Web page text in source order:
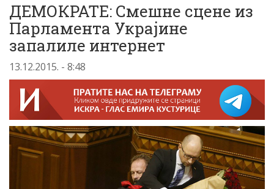
ДЕМОКРАТЕ: Смешне сцене из
Парламента Украјине
запалиле интернет
13.12.2015. - 8:48